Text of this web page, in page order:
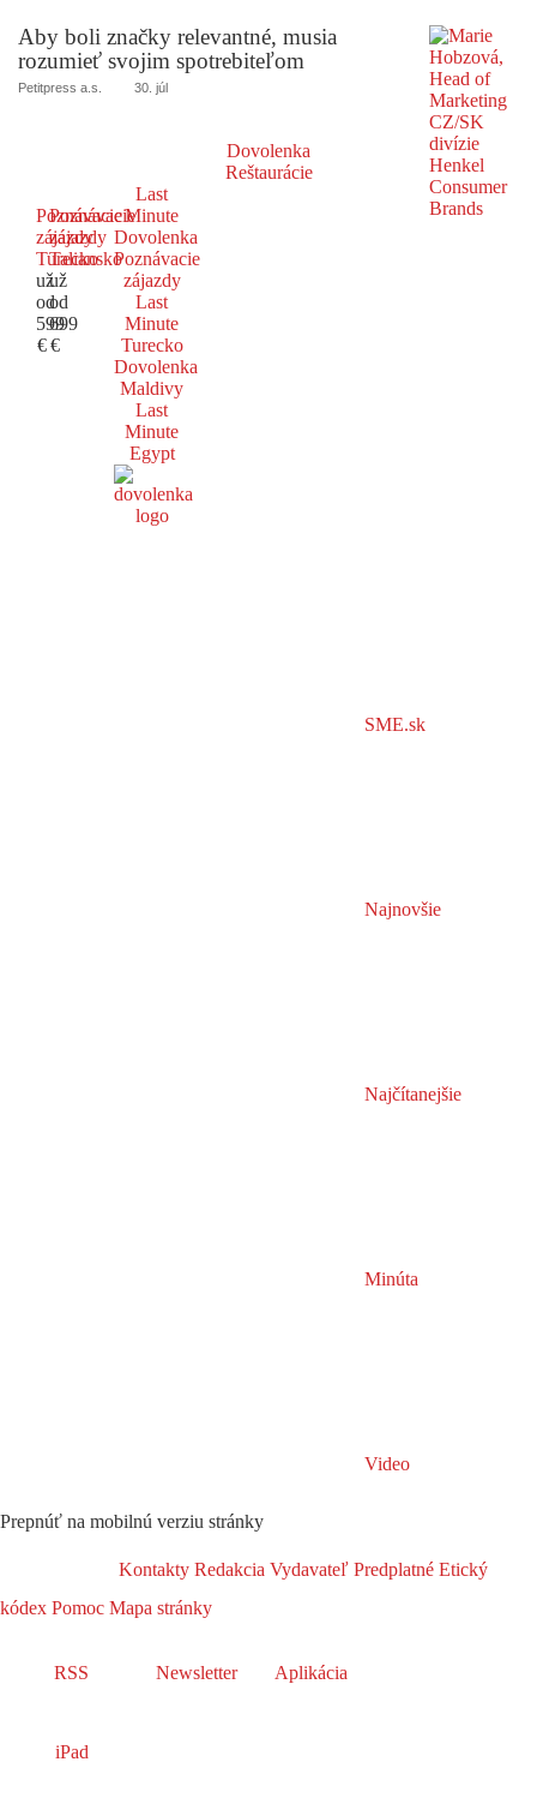
Aby boli značky relevantné, musia
rozumieť svojim spotrebiteľom
Petitpress a.s. 30. júl
Dovolenka
Reštaurácie
Poznávacie
zájazdy
Turecko
už
od
599
€
Poznávacie
zájazdy
Taliansko
už
od
699
€
Last
Minute
Dovolenka
Poznávacie
zájazdy
Last
Minute
Turecko
Dovolenka
Maldivy
Last
Minute
Egypt
SME.sk
Najnovšie
Najčítanejšie
Minúta
Video
Prepnúť na mobilnú verziu stránky
Kontakty Redakcia Vydavateľ Predplatné Etický
kódex Pomoc Mapa stránky
RSS Newsletter Aplikácia
iPad